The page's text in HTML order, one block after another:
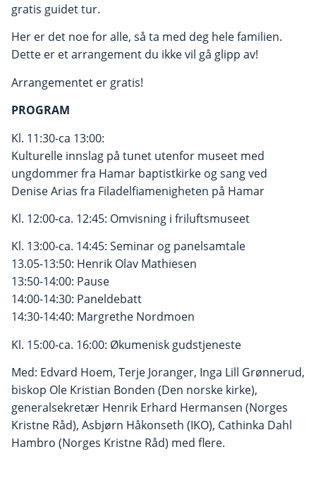
gratis guidet tur.
Her er det noe for alle, så ta med deg hele familien.
Dette er et arrangement du ikke vil gå glipp av!
Arrangementet er gratis!
PROGRAM
Kl. 11:30-ca 13:00:
Kulturelle innslag på tunet utenfor museet med
ungdommer fra Hamar baptistkirke og sang ved
Denise Arias fra Filadelfiamenigheten på Hamar
Kl. 12:00-ca. 12:45: Omvisning i friluftsmuseet
Kl. 13:00-ca. 14:45: Seminar og panelsamtale
13.05-13:50: Henrik Olav Mathiesen
13:50-14:00: Pause
14:00-14:30: Paneldebatt
14:30-14:40: Margrethe Nordmoen
Kl. 15:00-ca. 16:00: Økumenisk gudstjeneste
Med: Edvard Hoem, Terje Joranger, Inga Lill Grønnerud,
biskop Ole Kristian Bonden (Den norske kirke),
generalsekretær Henrik Erhard Hermansen (Norges
Kristne Råd), Asbjørn Håkonseth (IKO), Cathinka Dahl
Hambro (Norges Kristne Råd) med flere.